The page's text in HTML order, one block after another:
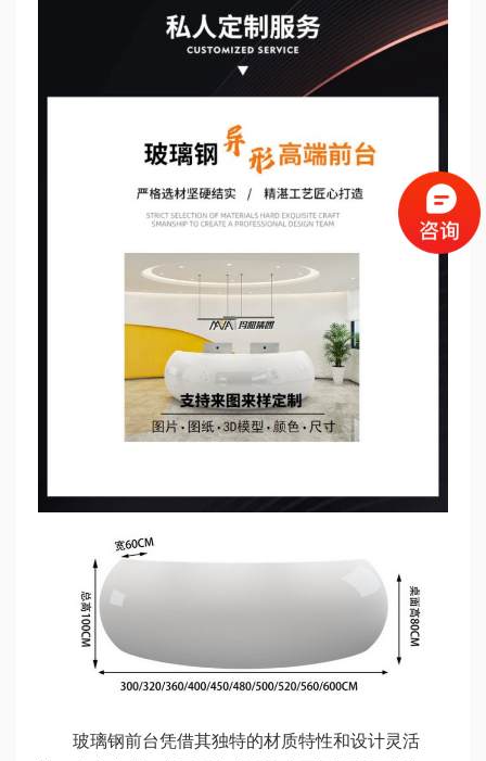
玻璃钢前台凭借其独特的材质特性和设计灵活